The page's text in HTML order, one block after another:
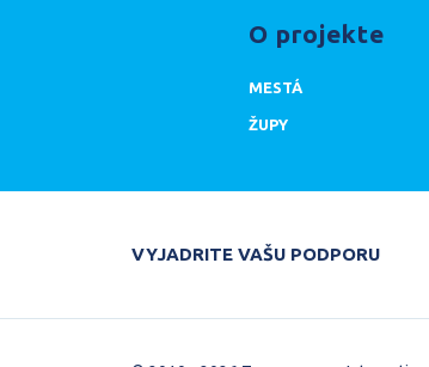
O projekte
MESTÁ
ŽUPY
VYJADRITE VAŠU PODPORU